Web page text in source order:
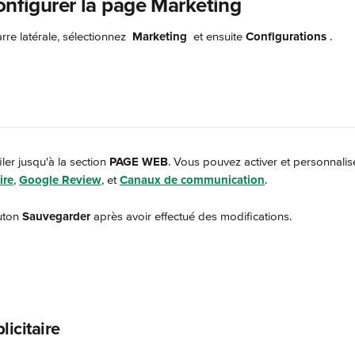
la page Marketing
latérale, sélectionnez Marketing et ensuite Configurations .
jusqu'à la section PAGE WEB. Vous pouvez activer et
, Google Review, et Canaux de communication.
Sauvegarder après avoir effectué des modifications.